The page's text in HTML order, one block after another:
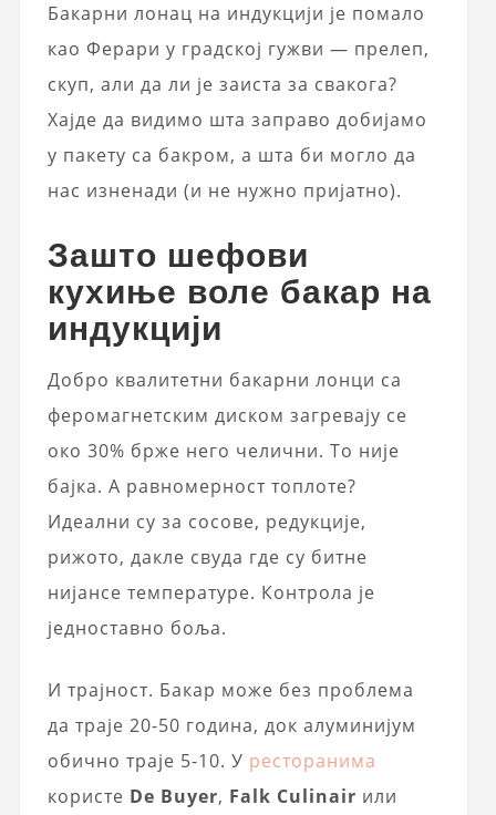
Бакарни лонац на индукцији је помало
као Ферари у градској гужви — прелеп,
скуп, али да ли је заиста за свакога?
Хајде да видимо шта заправо добијамо
у пакету са бакром, а шта би могло да
нас изненади (и не нужно пријатно).
Зашто шефови
кухиње воле бакар на
индукцији
Добро квалитетни бакарни лонци са
феромагнетским диском загревају се
око 30% брже него челични. То није
бајка. А равномерност топлоте?
Идеални су за сосове, редукције,
рижото, дакле свуда где су битне
нијансе температуре. Контрола је
једноставно боља.
И трајност. Бакар може без проблема
да траје 20-50 година, док алуминијум
обично траје 5-10. У ресторанима
користе De Buyer, Falk Culinair или